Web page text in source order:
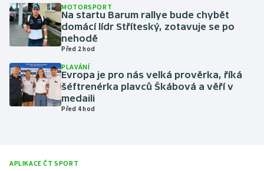
Olympijské hry
Parasport
Plavání
Plážový volejbal
MOTORSPORT
Na startu Barum rallye bude chybět
domácí lídr Stříteský, zotavuje se po
nehodě
Před 2 hod
PLAVÁNÍ
Evropa je pro nás velká prověrka, říká
šéftrenérka plavců Škábová a věří v
medaili
Před 4 hod
APLIKACE ČT SPORT